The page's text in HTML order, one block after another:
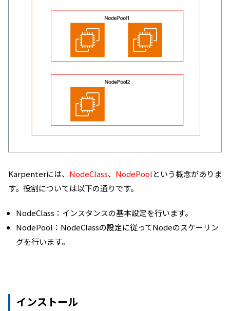
Karpenterには、 NodeClass、 NodePoolという概念がありま
す。役割については以下の通りです。
NodeClass：インスタンスの基本設定を行います。
NodePool：NodeClassの設定に従ってNodeのスケーリン
グを行います。
インストール